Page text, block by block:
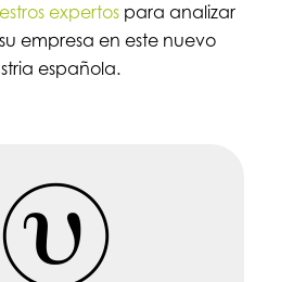
expertospara analizar
empresa en este nuevo
española.